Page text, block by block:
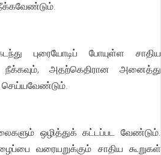
புரையோடிப் போயுள்ள சாதிய
அதற்கெதிரான அனைத்து
செய்யவேண்டும்.
ஒழித்துக் கட்டப்பட வேண்டும்.
வரையறுக்கும் சாதிய கூறுகள்